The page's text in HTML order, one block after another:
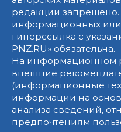
редакции
информационных или
гиперссылка с
PNZ.RU» обязательна.
На информационном
внешние
(информационные
информации на
анализа сведений,
предпочтениям